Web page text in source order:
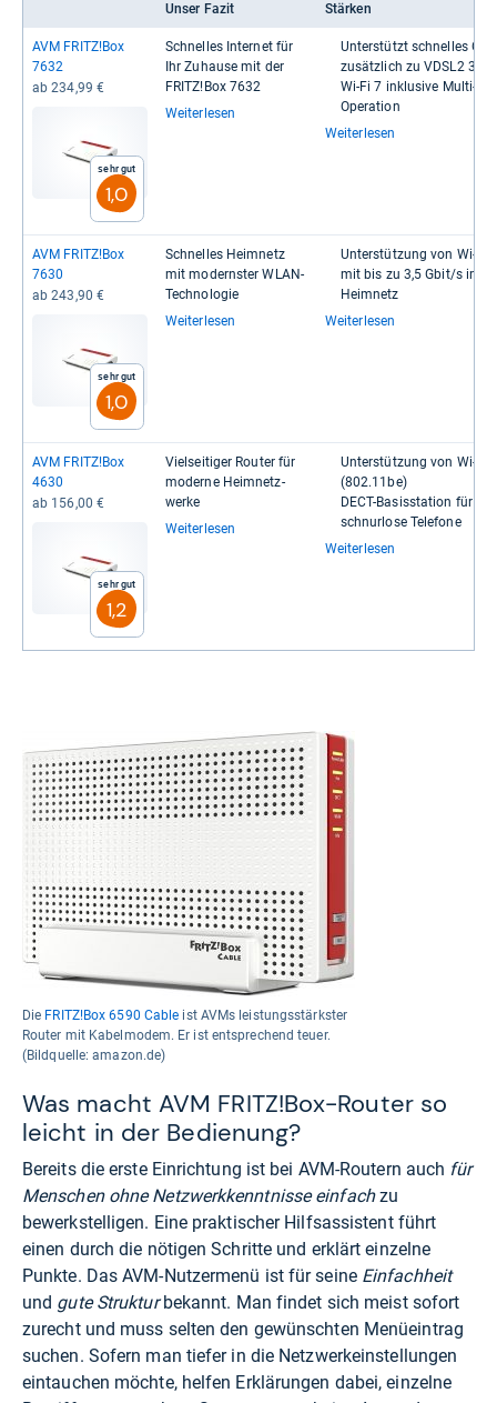
Unser Fazit Stärken
AVM FRITZ!Box
7632
ab 234,99 €
Sehr gut
1,0
Schnel­les Inter­net für
Ihr Zuhause mit der
FRITZ!Box 7632
Weiterlesen
Unter­stützt schnel­les
zusätz­lich zu VDSL2 35b
Wi-​​Fi 7 inklu­sive Multi-​​
Ope­ra­tion
Weiterlesen
AVM FRITZ!Box
7630
ab 243,90 €
Sehr gut
1,0
Schnel­les Heim­netz
mit mod­erns­ter WLAN-​
Tech­no­lo­gie
Weiterlesen
Unter­stüt­zung von Wi-​​Fi
mit bis zu 3,5 Gbit/s im
Heim­netz
Weiterlesen
AVM FRITZ!Box
4630
ab 156,00 €
Sehr gut
1,2
Viel­sei­ti­ger Rou­ter für
moderne Heim­netz­
werke
Weiterlesen
Unter­stüt­zung von Wi-​​Fi
(802.11be)
DECT-​​Basis­sta­tion für
schnur­lose Tele­fone
Weiterlesen
Die FRITZ!Box 6590 Cable ist AVMs leistungsstärkster
Router mit Kabelmodem. Er ist entsprechend teuer.
(Bildquelle: amazon.de)
Was macht AVM FRITZ!Box-Router so
leicht in der Bedienung?
Bereits die erste Einrichtung ist bei AVM-Routern auch für
Menschen ohne Netzwerkkenntnisse einfachzu
bewerkstelligen. Eine praktischer Hilfsassistent führt
einen durch die nötigen Schritte und erklärt einzelne
Punkte. Das AVM-Nutzermenü ist für seineEinfachheit
und gute Strukturbekannt. Man findet sich meist sofort
zurecht und muss selten den gewünschten Menüeintrag
suchen. Sofern man tiefer in die Netzwerkeinstellungen
eintauchen möchte, helfen Erklärungen dabei, einzelne